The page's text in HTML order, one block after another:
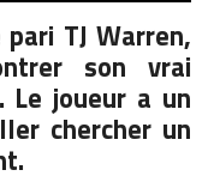
TJ Warren,
son vrai
Le joueur a un
chercher un